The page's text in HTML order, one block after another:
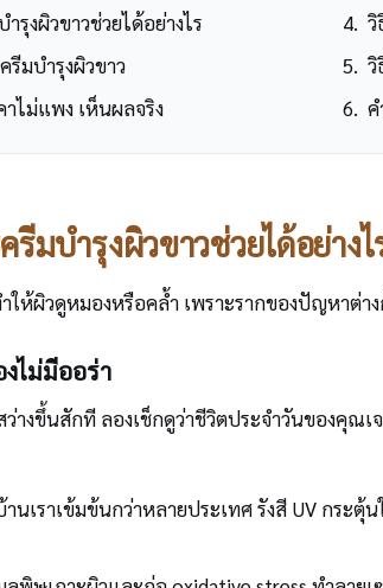
รุงผิวขาวช่วยได้อย่างไร
มบำรุงผิวขาว
ไม่แพง เห็นผลจริง
วิ
วิ
ค
มบำรุงผิวขาวช่วยได้อย่างไ
ให้ผิวดูหมองหรือคล้ำ เพราะรากของปัญหาต่า
ไม่มีออร่า
างขึ้นสักที ลองเช็กดูว่าชีวิตประจำวันของคุ
เราเข้มข้นกว่าหลายประเทศ รังสี UV กระตุ้